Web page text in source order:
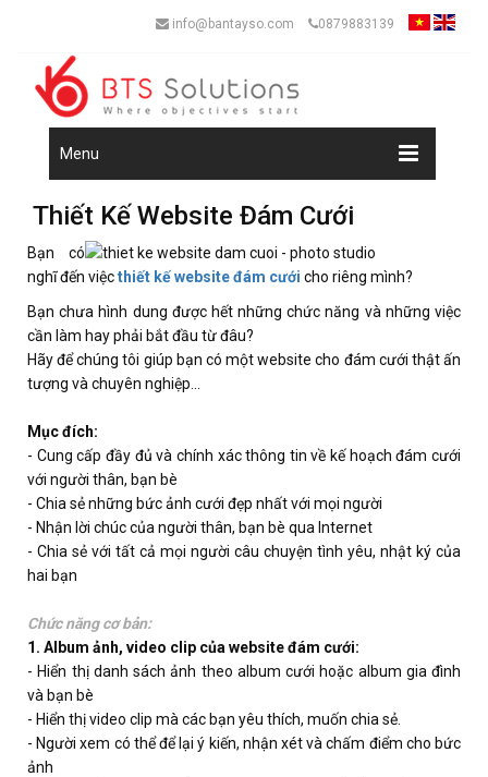
info@bantayso.com 0879883139
Menu
Thiết Kế Website Đám Cưới
Bạn có
nghĩ đến việcthiết kế website đám cưới cho riêng mình?
Bạn chưa hình dung được hết những chức năng và những việc
cần làm hay phải bắt đầu từ đâu?
Hãy để chúng tôi giúp bạn có một website cho đám cưới thật ấn
tượng và chuyên nghiệp...
Mục đích:
- Cung cấp đầy đủ và chính xác thông tin về kế hoạch đám cưới
với người thân, bạn bè
- Chia sẻ những bức ảnh cưới đẹp nhất với mọi người
- Nhận lời chúc của người thân, bạn bè qua Internet
- Chia sẻ với tất cả mọi người câu chuyện tình yêu, nhật ký của
hai bạn
Chức năng cơ bản:
1. Album ảnh, video clip của website đám cưới:
- Hiển thị danh sách ảnh theo album cưới hoặc album gia đình
và bạn bè
- Hiển thị video clip mà các bạn yêu thích, muốn chia sẻ.
- Người xem có thể để lại ý kiến, nhận xét và chấm điểm cho bức
ảnh